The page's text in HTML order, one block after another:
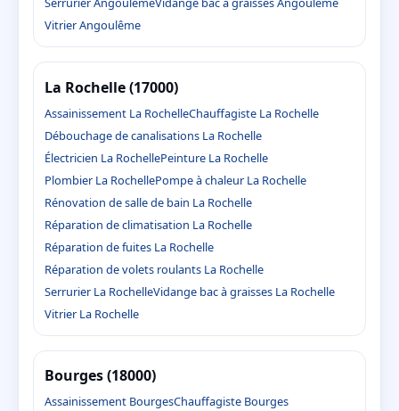
Vitrier Angoulême
La Rochelle (17000)
Assainissement La RochelleChauffagiste La Rochelle
Débouchage de canalisations La Rochelle
Électricien La RochellePeinture La Rochelle
Plombier La RochellePompe à chaleur La Rochelle
Rénovation de salle de bain La Rochelle
Réparation de climatisation La Rochelle
Réparation de fuites La Rochelle
Réparation de volets roulants La Rochelle
Serrurier La RochelleVidange bac à graisses La Rochelle
Vitrier La Rochelle
Bourges (18000)
Assainissement BourgesChauffagiste Bourges